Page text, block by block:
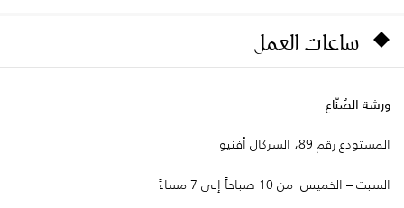
ساعات العمل
ورشة الصُنّاع
المستودع رقم 89، السركال أفنيو
السبت – الخميس من 10 صباحاً إلى 7 مساءً